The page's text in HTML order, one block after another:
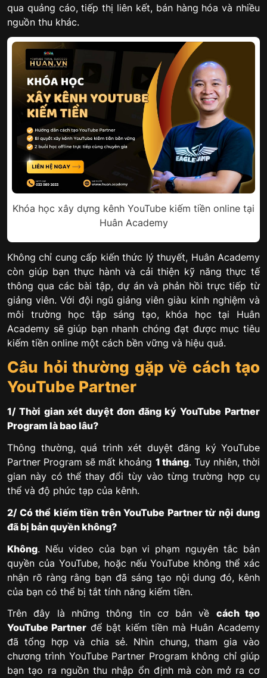
qua quảng cáo, tiếp thị liên kết, bán hàng hóa và nhiều
nguồn thu khác.
Khóa học xây dựng kênh YouTube kiếm tiền online tại
Huân Academy
Không chỉ cung cấp kiến thức lý thuyết, Huân Academy
còn giúp bạn thực hành và cải thiện kỹ năng thực tế
thông qua các bài tập, dự án và phản hồi trực tiếp từ
giảng viên. Với đội ngũ giảng viên giàu kinh nghiệm và
môi trường học tập sáng tạo, khóa học tại Huân
Academy sẽ giúp bạn nhanh chóng đạt được mục tiêu
kiếm tiền online một cách bền vững và hiệu quả.
Câu hỏi thường gặp về cách tạo
YouTube Partner
1/ Thời gian xét duyệt đơn đăng ký YouTube Partner
Program là bao lâu?
Thông thường, quá trình xét duyệt đăng ký YouTube
Partner Program sẽ mất khoảng 1 tháng. Tuy nhiên, thời
gian này có thể thay đổi tùy vào từng trường hợp cụ
thể và độ phức tạp của kênh.
2/ Có thể kiếm tiền trên YouTube Partner từ nội dung
đã bị bản quyền không?
Không. Nếu video của bạn vi phạm nguyên tắc bản
quyền của YouTube, hoặc nếu YouTube không thể xác
nhận rõ ràng rằng bạn đã sáng tạo nội dung đó, kênh
của bạn có thể bị tắt tính năng kiếm tiền.
Trên đây là những thông tin cơ bản về cách tạo
YouTube Partner để bật kiếm tiền mà Huân Academy
đã tổng hợp và chia sẻ. Nhìn chung, tham gia vào
chương trình YouTube Partner Program không chỉ giúp
bạn tạo ra nguồn thu nhập ổn định mà còn mở ra cơ